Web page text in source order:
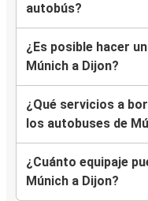
autobús?
¿Es posible hacer
Múnich a Dijon?
¿Qué servicios a
los autobuses de
¿Cuánto equipaje
Múnich a Dijon?